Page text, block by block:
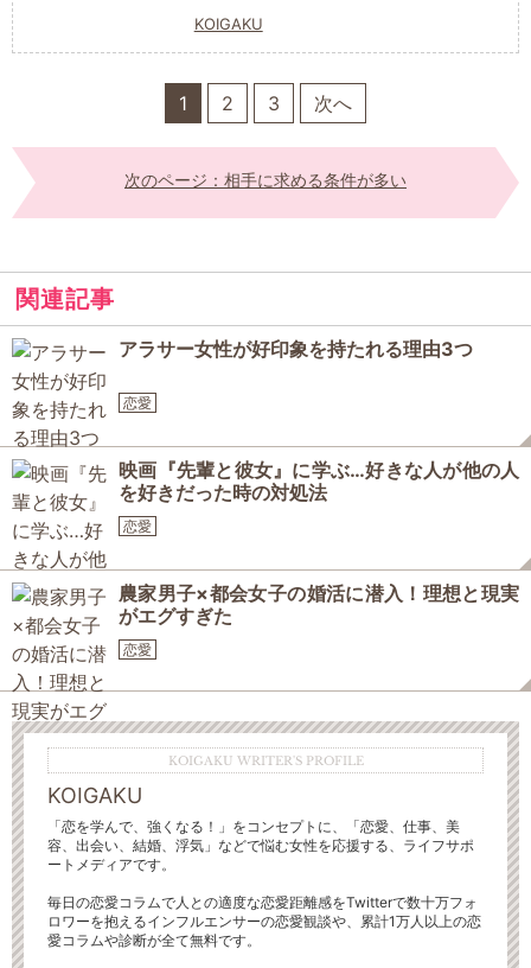
KOIGAKU
1 2 3 次へ
次のページ：相手に求める条件が多い
関連記事
アラサー女性が好印象を持たれる理由3つ
恋愛
映画『先輩と彼女』に学ぶ…好きな人が他の人
を好きだった時の対処法
恋愛
農家男子×都会女子の婚活に潜入！理想と現実
がエグすぎた
恋愛
KOIGAKU WRITER'S PROFILE
KOIGAKU
「恋を学んで、強くなる！」をコンセプトに、「恋愛、仕事、美
容、出会い、結婚、浮気」などで悩む女性を応援する、ライフサポ
ートメディアです。
毎日の恋愛コラムで人との適度な恋愛距離感をTwitterで数十万フォ
ロワーを抱えるインフルエンサーの恋愛観談や、累計1万人以上の恋
愛コラムや診断が全て無料です。